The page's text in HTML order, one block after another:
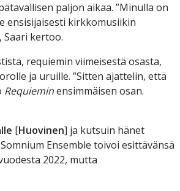
paljon aikaa. ”Minulla on
ensisijaisesti kirkkomusiikin
Saari kertoo.
requiemin viimeisestä osasta,
ja uruille. ”Sitten ajattelin, että
Requieminensimmäisen osan.
[Huovinen] ja kutsuin hänet
Ensemble toivoi esittävänsä
2022, mutta